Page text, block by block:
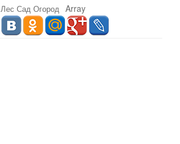
Лес Сад Огород Array